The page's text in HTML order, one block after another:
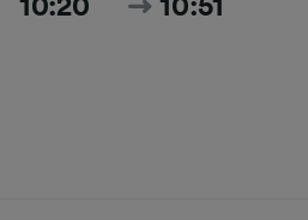
10:20 10:51